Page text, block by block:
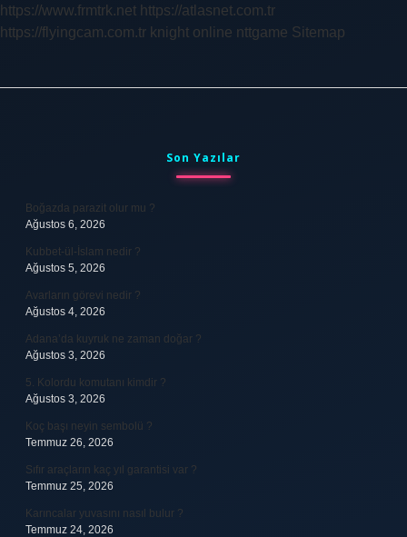
https://www.frmtrk.net https://atlasnet.com.tr
https://flyingcam.com.tr knight online nttgame Sitemap
Son Yazılar
Boğazda parazit olur mu ?
Ağustos 6, 2026
Kubbet-ül-İslam nedir ?
Ağustos 5, 2026
Avarların görevi nedir ?
Ağustos 4, 2026
Adana’da kuyruk ne zaman doğar ?
Ağustos 3, 2026
5. Kolordu komutanı kimdir ?
Ağustos 3, 2026
Koç başı neyin sembolü ?
Temmuz 26, 2026
Sıfır araçların kaç yıl garantisi var ?
Temmuz 25, 2026
Karıncalar yuvasını nasıl bulur ?
Temmuz 24, 2026